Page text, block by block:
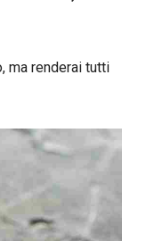
ma renderai tutti